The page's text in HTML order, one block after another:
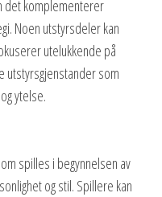
det komplementerer
Noen utstyrsdeler kan
utelukkende på
utstyrsgjenstander som
ytelse.
spilles i begynnelsen av
og stil. Spillere kan